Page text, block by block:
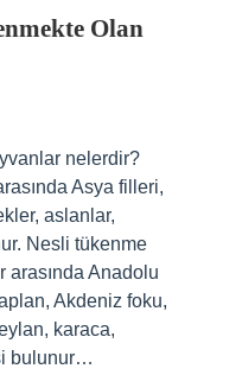
Olan
nelerdir?
Asya filleri,
aslanlar,
Nesli tükenme
arasında Anadolu
Akdeniz foku,
karaca,
bulunur…